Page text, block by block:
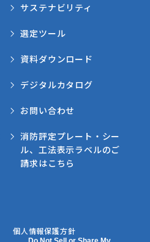
サステナビリティ
選定ツール
資料ダウンロード
デジタルカタログ
お問い合わせ
消防評定プレート・シー
ル、工法表示ラベルのご
請求はこちら
個人情報保護方針